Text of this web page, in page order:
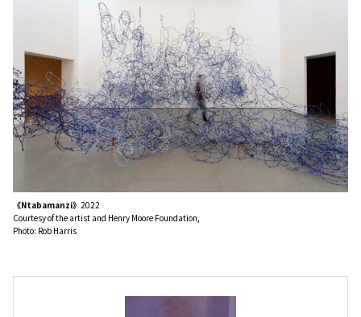
《Ntabamanzi》 2022
Courtesy of the artist and Henry Moore Foundation,
Photo: Rob Harris